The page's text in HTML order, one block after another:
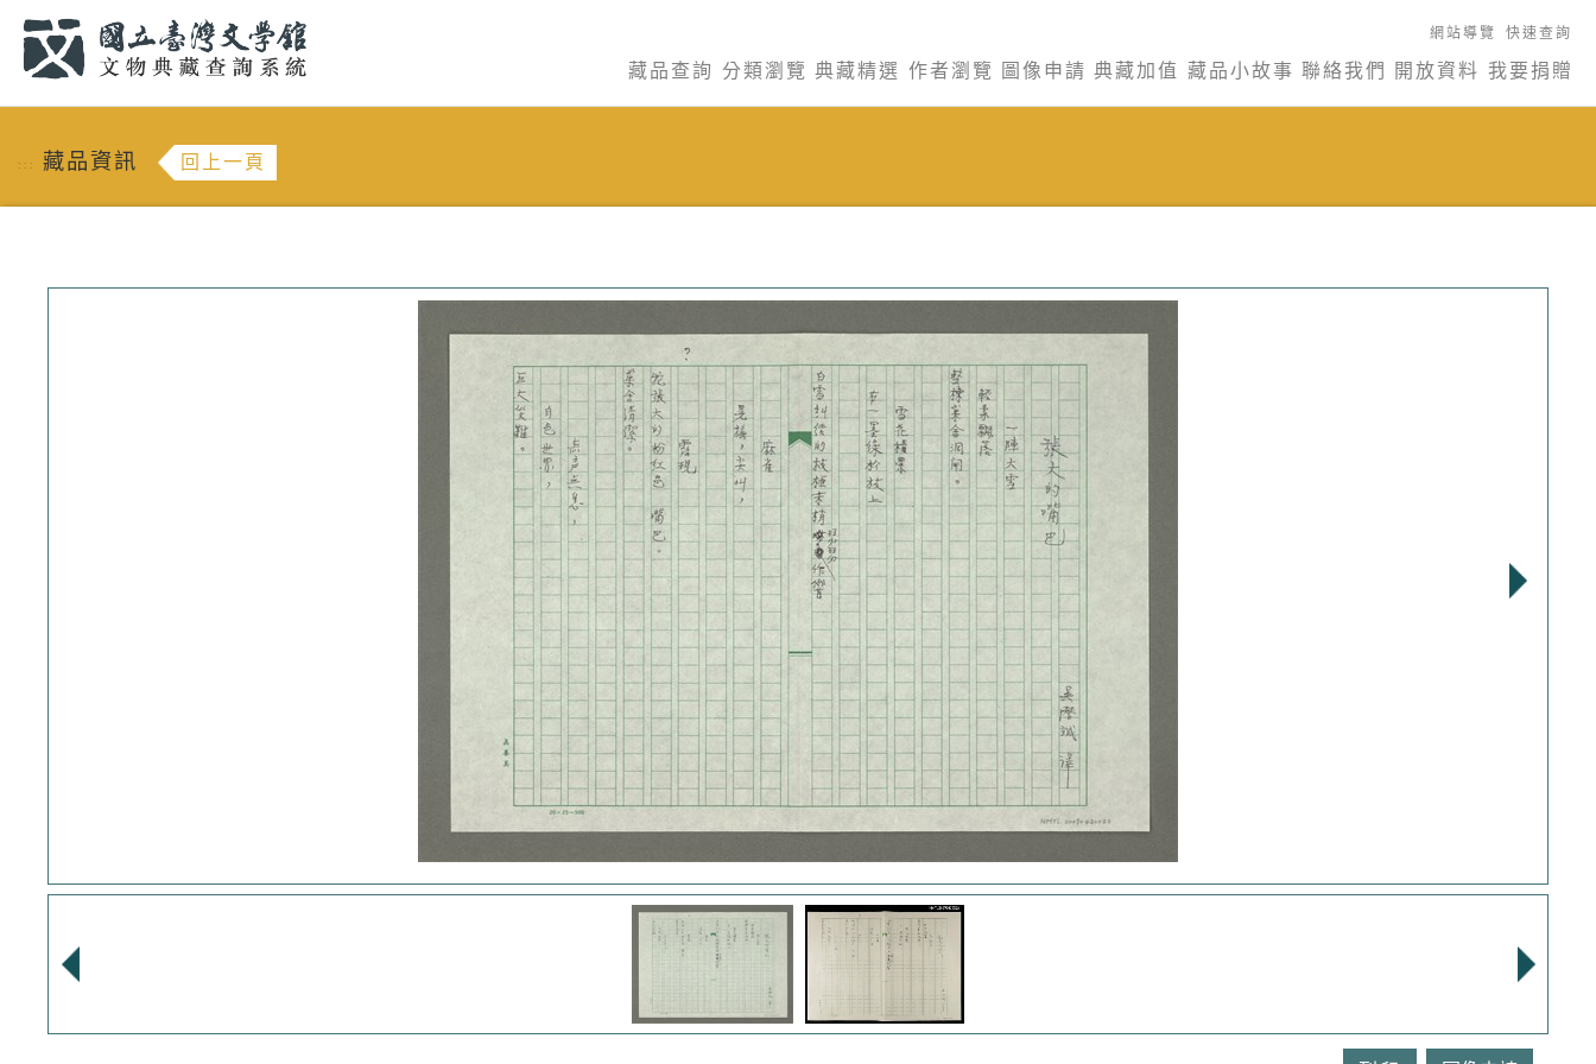
網站導覽 快速查詢
藏品查詢 分類瀏覽 典藏精選 作者瀏覽 圖像申請 典藏加值 藏品小故事 聯絡我們 開放資料 我要捐贈
::: 藏品資訊 回上一頁